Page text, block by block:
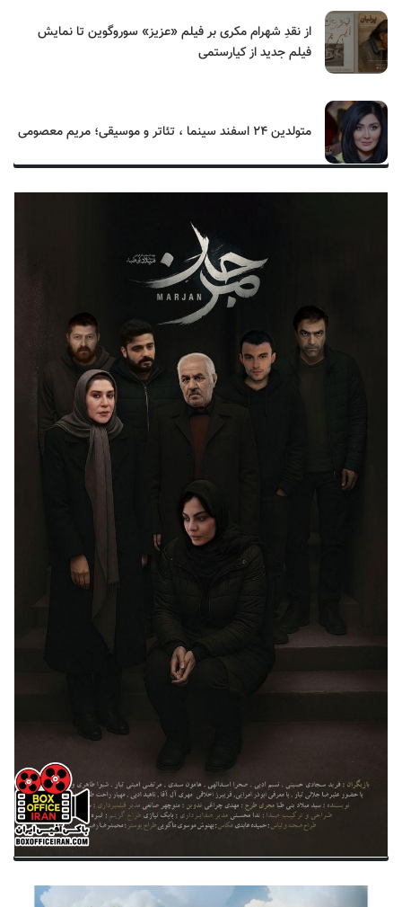
از نقدِ شهرام مکری بر فیلم «عزیز» سوروگوین تا نمایش
فیلم جدید از کیارستمی
متولدین ۲۴ اسفند سینما ، تئاتر و موسیقی؛ مریم معصومی